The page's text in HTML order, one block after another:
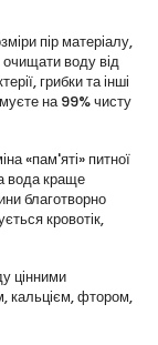
пір матеріалу,
воду від
грибки та інші
на 99% чисту
«пам'яті» питної
вода краще
благотворно
кровотік,
цінними
кальцієм, фтором,